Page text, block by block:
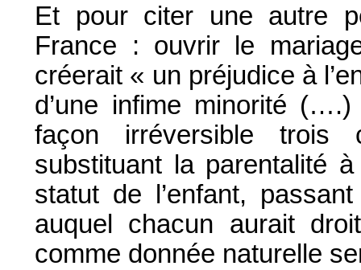
Et pour citer une autre
France : ouvrir le
créerait « un préjudice à
d’une infime minorité
façon irréversible
substituant la parentalité
statut de l’enfant,
auquel chacun aurait
comme donnée naturelle